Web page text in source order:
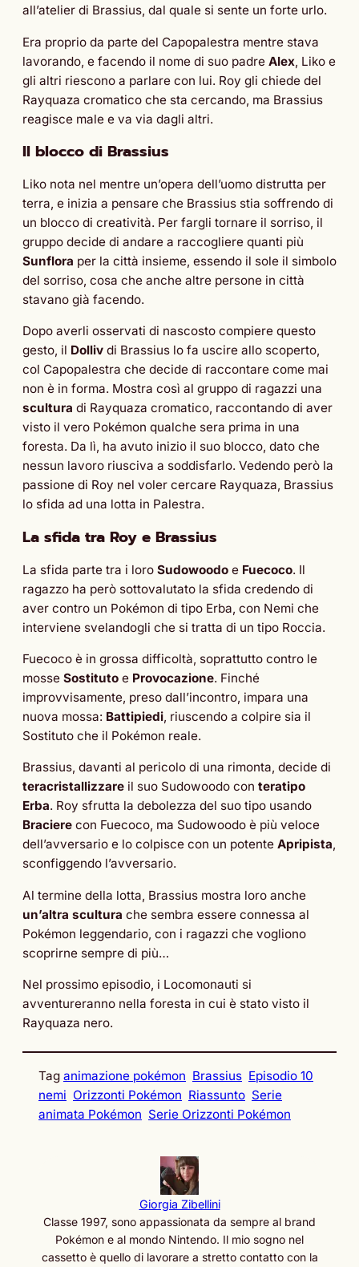
all’atelier di Brassius, dal quale si sente un forte urlo.
Era proprio da parte del Capopalestra mentre stava
lavorando, e facendo il nome di suo padre Alex, Liko e
gli altri riescono a parlare con lui. Roy gli chiede del
Rayquaza cromatico che sta cercando, ma Brassius
reagisce male e va via dagli altri.
Il blocco di Brassius
Liko nota nel mentre un’opera dell’uomo distrutta per
terra, e inizia a pensare che Brassius stia soffrendo di
un blocco di creatività. Per fargli tornare il sorriso, il
gruppo decide di andare a raccogliere quanti più
Sunflora per la città insieme, essendo il sole il simbolo
del sorriso, cosa che anche altre persone in città
stavano già facendo.
Dopo averli osservati di nascosto compiere questo
gesto, il Dolliv di Brassius lo fa uscire allo scoperto,
col Capopalestra che decide di raccontare come mai
non è in forma. Mostra così al gruppo di ragazzi una
scultura di Rayquaza cromatico, raccontando di aver
visto il vero Pokémon qualche sera prima in una
foresta. Da lì, ha avuto inizio il suo blocco, dato che
nessun lavoro riusciva a soddisfarlo. Vedendo però la
passione di Roy nel voler cercare Rayquaza, Brassius
lo sfida ad una lotta in Palestra.
La sfida tra Roy e Brassius
La sfida parte tra i loro Sudowoodo e Fuecoco. Il
ragazzo ha però sottovalutato la sfida credendo di
aver contro un Pokémon di tipo Erba, con Nemi che
interviene svelandogli che si tratta di un tipo Roccia.
Fuecoco è in grossa difficoltà, soprattutto contro le
mosse Sostituto e Provocazione. Finché
improvvisamente, preso dall’incontro, impara una
nuova mossa: Battipiedi, riuscendo a colpire sia il
Sostituto che il Pokémon reale.
Brassius, davanti al pericolo di una rimonta, decide di
teracristallizzare il suo Sudowoodo con teratipo
Erba. Roy sfrutta la debolezza del suo tipo usando
Braciere con Fuecoco, ma Sudowoodo è più veloce
dell’avversario e lo colpisce con un potente Apripista,
sconfiggendo l’avversario.
Al termine della lotta, Brassius mostra loro anche
un’altra scultura che sembra essere connessa al
Pokémon leggendario, con i ragazzi che vogliono
scoprirne sempre di più…
Nel prossimo episodio, i Locomonauti si
avventureranno nella foresta in cui è stato visto il
Rayquaza nero.
Tag animazione pokémon Brassius Episodio 10
nemi Orizzonti Pokémon Riassunto Serie
animata Pokémon Serie Orizzonti Pokémon
Giorgia Zibellini
Classe 1997, sono appassionata da sempre al brand
Pokémon e al mondo Nintendo. Il mio sogno nel
cassetto è quello di lavorare a stretto contatto con la